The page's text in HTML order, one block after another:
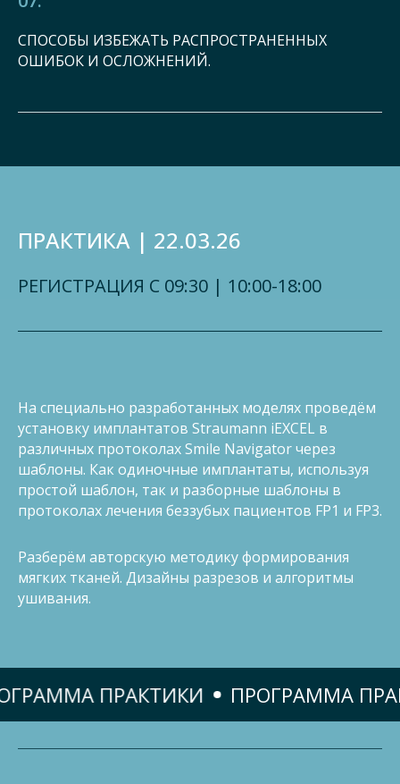
СПОСОБЫ ИЗБЕЖАТЬ РАСПРОСТРАНЕННЫХ
ОШИБОК И ОСЛОЖНЕНИЙ.
ПРАКТИКА | 22.03.26
РЕГИСТРАЦИЯ С 09:30 | 10:00-18:00
На специально разработанных моделях проведём
установку имплантатов Straumann iEXCEL в
различных протоколах Smile Navigator через
шаблоны. Как одиночные имплантаты, используя
простой шаблон, так и разборные шаблоны в
протоколах лечения беззубых пациентов FP1 и FP3.
Разберём авторскую методику формирования
мягких тканей. Дизайны разрезов и алгоритмы
ушивания.
ПРАКТИКИ ПРОГРАММА